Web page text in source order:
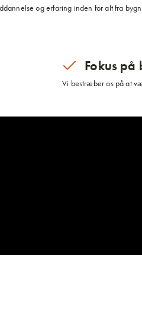
og erfaring inden for alt fra
Fokus
Vi bestræber os på at